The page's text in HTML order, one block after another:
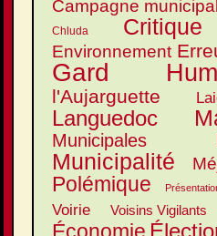
Campagne
Chluda Critique
Environnement
Gard
l'Aujarguette
Languedoc
Municipales
Municipalité
Polémique
Voirie Voisins Vigilants